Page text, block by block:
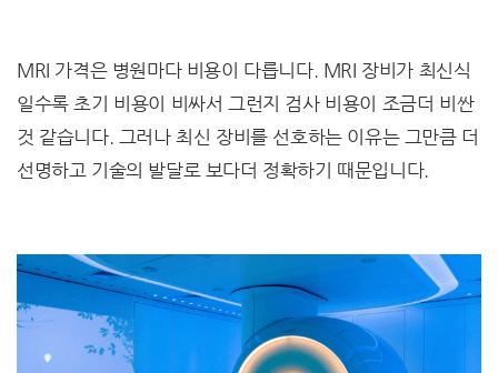
MRI 가격은 병원마다 비용이 다릅니다. MRI 장비가 최신식
일수록 초기 비용이 비싸서 그런지 검사 비용이 조금더 비싼
것 같습니다. 그러나 최신 장비를 선호하는 이유는 그만큼 더
선명하고 기술의 발달로 보다더 정확하기 때문입니다.